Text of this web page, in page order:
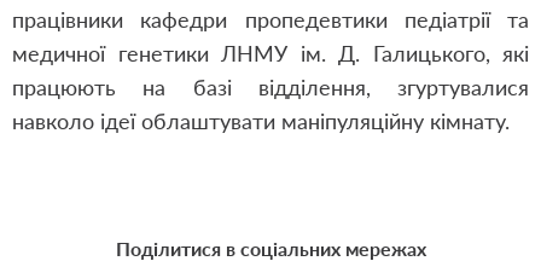
працівники кафедри пропедевтики педіатрії та
медичної генетики ЛНМУ ім. Д. Галицького, які
працюють на базі відділення, згуртувалися
навколо ідеї облаштувати маніпуляційну кімнату.
Поділитися в соціальних мережах